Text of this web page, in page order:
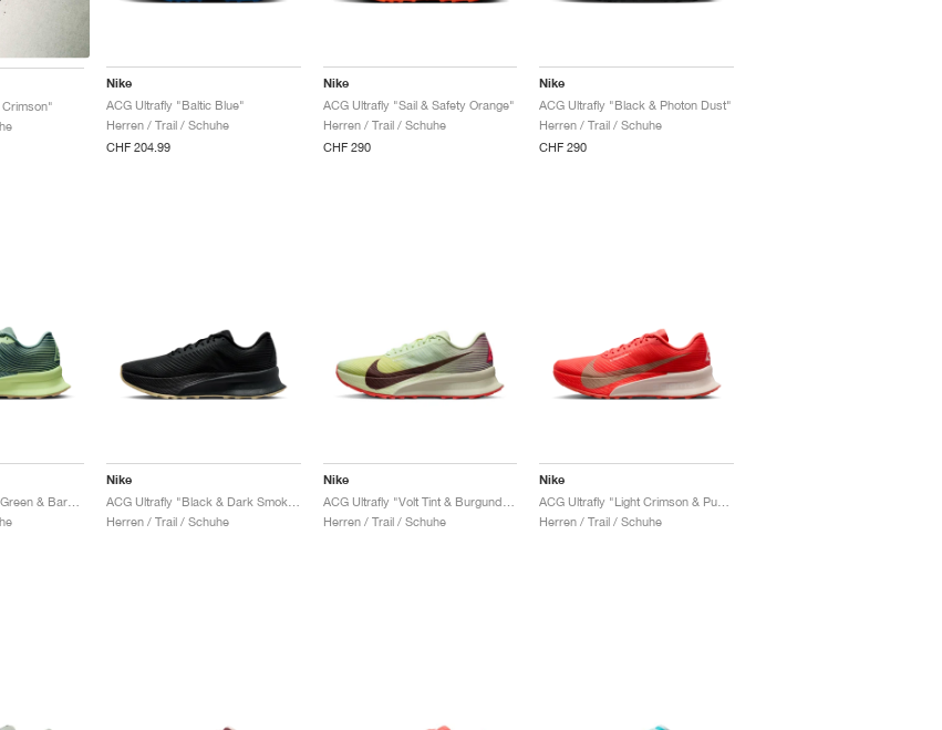
Nike
ACG Ultrafly "Baltic Blue"
Herren / Trail / Schuhe
CHF 204.99
Nike
ACG Ultrafly "Sail & Safety Orange"
Herren / Trail / Schuhe
CHF 290
Nike
ACG Ultrafly "Black & Photon Dust"
Herren / Trail / Schuhe
CHF 290
Nike
Herren / Trail / Schuhe
Nike
Herren / Trail / Schuhe
Nike
Herren / Trail / Schuhe